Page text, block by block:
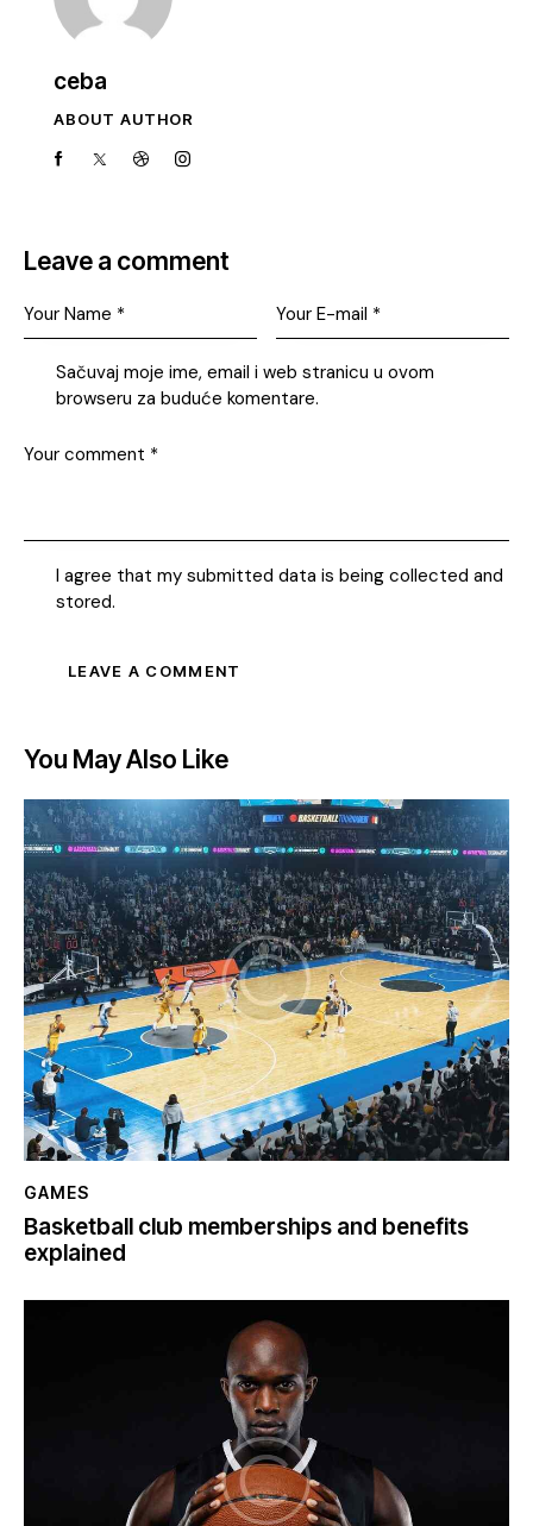
ceba
ABOUT AUTHOR
Leave a comment
Sačuvaj moje ime, email i web stranicu u ovom
browseru za buduće komentare.
I agree that my submitted data is being collected and
stored.
You May Also Like
GAMES
Basketball club memberships and benefits
explained